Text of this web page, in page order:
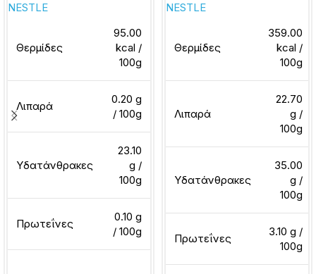
NESTLE
Θερμίδες
95.00
kcal /
100g
Λιπαρά
0.20 g
/ 100g
Υδατάνθρακες
23.10
g /
100g
Πρωτεΐνες
0.10 g
/ 100g
NESTLE
Θερμίδες
359.00
kcal /
100g
Λιπαρά
22.70
g /
100g
Υδατάνθρακες
35.00
g /
100g
Πρωτεΐνες
3.10 g /
100g